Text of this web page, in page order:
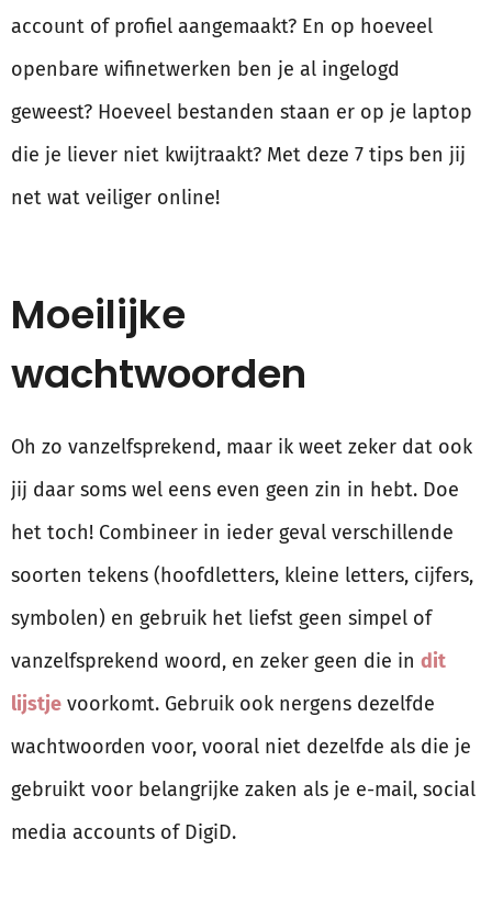
account of profiel aangemaakt? En op hoeveel
openbare wifinetwerken ben je al ingelogd
geweest? Hoeveel bestanden staan er op je laptop
die je liever niet kwijtraakt? Met deze 7 tips ben jij
net wat veiliger online!
Moeilijke
wachtwoorden
Oh zo vanzelfsprekend, maar ik weet zeker dat ook
jij daar soms wel eens even geen zin in hebt. Doe
het toch! Combineer in ieder geval verschillende
soorten tekens (hoofdletters, kleine letters, cijfers,
symbolen) en gebruik het liefst geen simpel of
vanzelfsprekend woord, en zeker geen die in dit
lijstje voorkomt. Gebruik ook nergens dezelfde
wachtwoorden voor, vooral niet dezelfde als die je
gebruikt voor belangrijke zaken als je e-mail, social
media accounts of DigiD.